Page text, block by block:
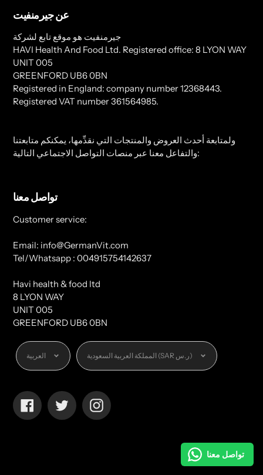
عن جيرمنفيت
جيرمنفيت هو موقع تابع لشركة
HAVI Health And Food Ltd. Registered office: 8 LYON WAY
UNIT 005
GREENFORD UB6 0BN
Registered in England: company number 12368443.
Registered VAT number 361564985.
ولمتابعة أحدث العروض والمنتجات التي نقدِّمها، يمكنكم متابعتنا
والتفاعل معنا عبر منصات التواصل الاجتماعي التالية:
تواصل معنا
Customer service:
Email: info@GermanVit.com
Tel/Whatsapp : 004915754142637
Havi health & food ltd
8 LYON WAY
UNIT 005
GREENFORD UB6 0BN
اللغة
العربية العملة المملكة العربية السعودية (SAR ر.س)
FacebookTwitterInstagram
تواصل معنا